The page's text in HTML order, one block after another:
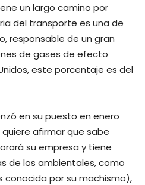
un largo camino por
del transporte es una de
responsable de un gran
de gases de efecto
este porcentaje es del
en su puesto en enero
afirmar que sabe
su empresa y tiene
de los ambientales, como
conocida por su machismo),